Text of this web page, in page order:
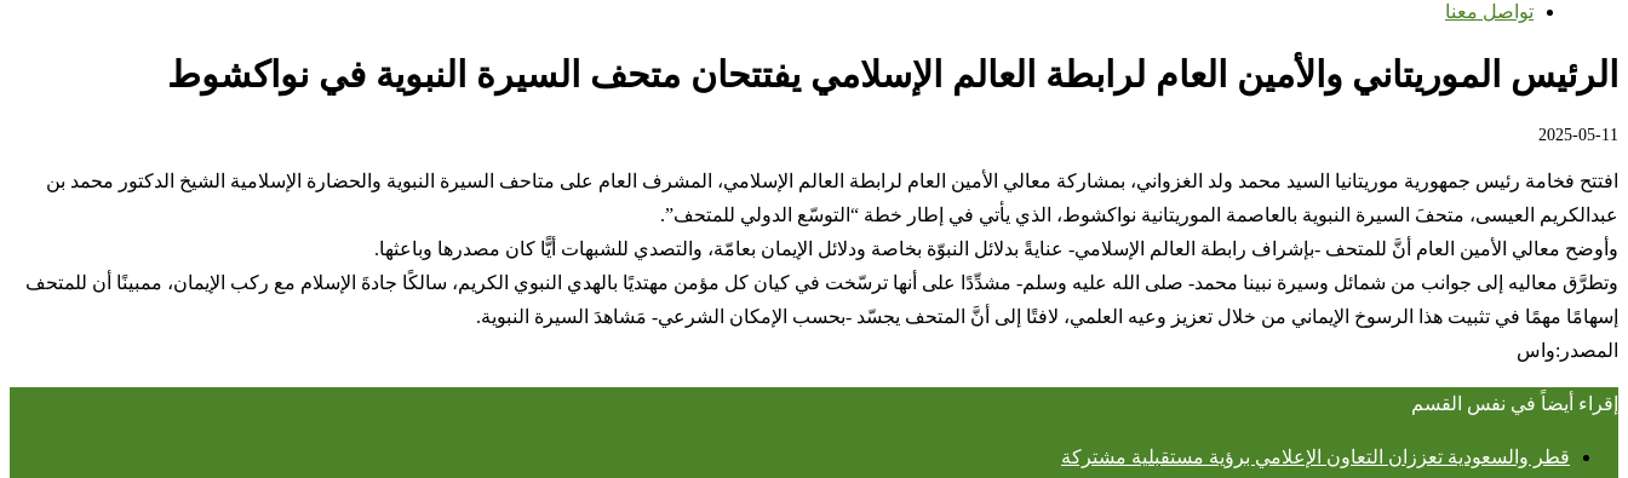
تواصل معنا
الرئيس الموريتاني والأمين العام لرابطة العالم الإسلامي يفتتحان متحف السيرة النبوية في نواكشوط
2025-05-11
افتتح فخامة رئيس جمهورية موريتانيا السيد محمد ولد الغزواني، بمشاركة معالي الأمين العام لرابطة العالم الإسلامي، المشرف العام على متاحف السيرة النبوية والحضارة الإسلامية الشيخ الدكتور محمد بن
عبدالكريم العيسى، متحفَ السيرة النبوية بالعاصمة الموريتانية نواكشوط، الذي يأتي في إطار خطة “التوسّع الدولي للمتحف”.
وأوضح معالي الأمين العام أنَّ للمتحف -بإشراف رابطة العالم الإسلامي- عنايةً بدلائل النبوّة بخاصة ودلائل الإيمان بعامّة، والتصدي للشبهات أيًّا كان مصدرها وباعثها.
وتطرَّق معاليه إلى جوانب من شمائل وسيرة نبينا محمد- صلى الله عليه وسلم- مشدِّدًا على أنها ترسّخت في كيان كل مؤمن مهتديًا بالهدي النبوي الكريم، سالكًا جادةَ الإسلام مع ركب الإيمان، ممبينًا أن للمتحف
إسهامًا مهمًا في تثبيت هذا الرسوخ الإيماني من خلال تعزيز وعيه العلمي، لافتًا إلى أنَّ المتحف يجسّد -بحسب الإمكان الشرعي- مَشاهدَ السيرة النبوية.
المصدر:واس
إقراء أيضاً في نفس القسم
قطر والسعودية تعززان التعاون الإعلامي برؤية مستقبلية مشتركة